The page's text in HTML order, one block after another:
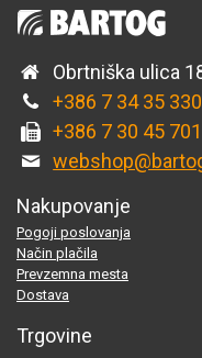
Obrtniška ulica
+386 7 34 35 330
+386 7 30 45 701
Nakupovanje
Pogoji poslovanja
Način plačila
Prevzemna mesta
Dostava
Trgovine